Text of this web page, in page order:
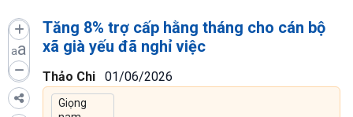
aa
Tăng 8% trợ cấp hằng tháng cho cán bộ
xã già yếu đã nghỉ việc
Thảo Chi 01/06/2026